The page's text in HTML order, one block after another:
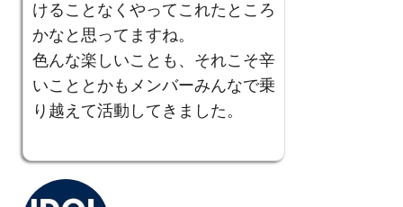
けることなくやってこれたところ
かなと思ってますね。
色んな楽しいことも、それこそ辛
いこととかもメンバーみんなで乗
り越えて活動してきました。